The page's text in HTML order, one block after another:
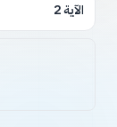
الآية 2